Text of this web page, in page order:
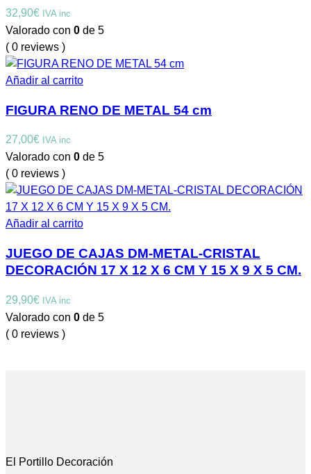
32,90€ IVA inc
Valorado con 0 de 5
( 0 reviews )
Añadir al carrito
FIGURA RENO DE METAL 54 cm
27,00€ IVA inc
Valorado con 0 de 5
( 0 reviews )
Añadir al carrito
JUEGO DE CAJAS DM-METAL-CRISTAL
DECORACIÓN 17 X 12 X 6 CM Y 15 X 9 X 5 CM.
29,90€ IVA inc
Valorado con 0 de 5
( 0 reviews )
El Portillo Decoración